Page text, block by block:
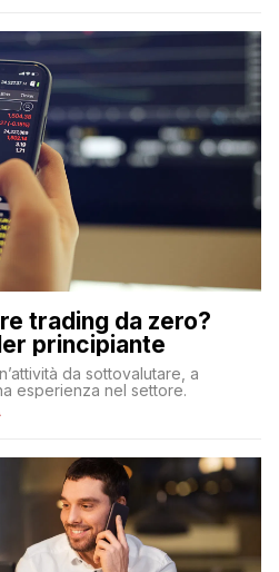
trading da zero?
principiante
da sottovalutare, a
esperienza nel settore.